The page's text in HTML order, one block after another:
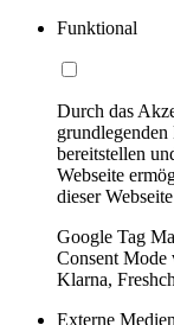
Funktional
Durch das
grundlegenden
bereitstellen
Webseite
dieser
Google Tag
Consent Mode
Klarna,
Externe